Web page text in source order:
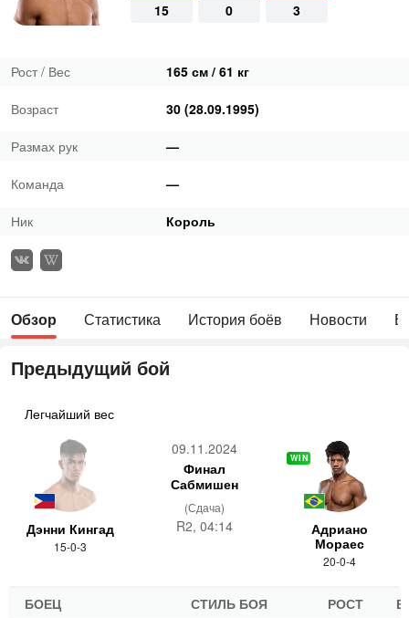
15 0 3
Рост / Вес 165 см / 61 кг
Возраст 30 (28.09.1995)
Размах рук —
Команда —
Ник Король
Обзор Статистика История боёв Новости
Предыдущий бой
Легчайший вес
Дэнни Кингад
15-0-3
09.11.2024
Финал
Сабмишен
(Сдача)
R2, 04:14
WIN
Адриано
Мораес
20-0-4
БОЕЦ СТИЛЬ БОЯ РОСТ